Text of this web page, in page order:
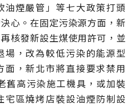
油煙嚴管」等七大政策打頭
心。在固定污染源方面，新
核發新設生煤使用許可，並
場，改為較低污染的能源型
面，新北市將直接要求禁用
舊高污染施工機具，或加裝
宅區燒烤店裝設油煙防制設